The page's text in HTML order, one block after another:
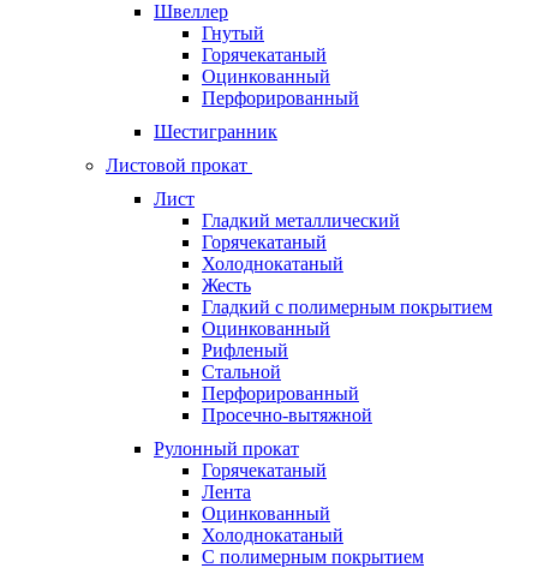
Швеллер
Гнутый
Горячекатаный
Оцинкованный
Перфорированный
Шестигранник
Листовой прокат
Лист
Гладкий металлический
Горячекатаный
Холоднокатаный
Жесть
Гладкий с полимерным покрытием
Оцинкованный
Рифленый
Стальной
Перфорированный
Просечно-вытяжной
Рулонный прокат
Горячекатаный
Лента
Оцинкованный
Холоднокатаный
С полимерным покрытием